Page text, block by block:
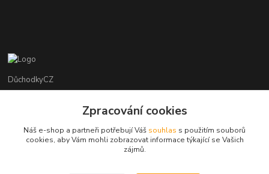
DůchodkyCZ
+420 412384749
objednavky@duchodky.cz
Zpracování cookies
Náš e-shop a partneři potřebují Váš souhlas s použitím souborů
cookies, aby Vám mohli zobrazovat informace týkající se Vašich
zájmů.